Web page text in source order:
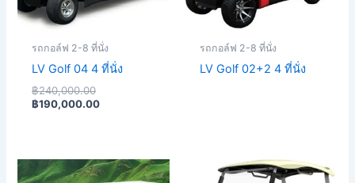
รถกอล์ฟ 2-8 ที่นั่ง
LV Golf 04 4 ที่นั่ง
฿240,000.00
฿190,000.00
รถกอล์ฟ 2-8 ที่นั่ง
LV Golf 02+2 4 ที่นั่ง